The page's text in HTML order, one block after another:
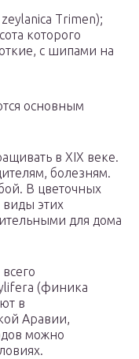
Trimen);
которого
с шипами на
основным
в XIX веке.
болезням.
В цветочных
этих
для дома
(финика
в
Аравии,
можно